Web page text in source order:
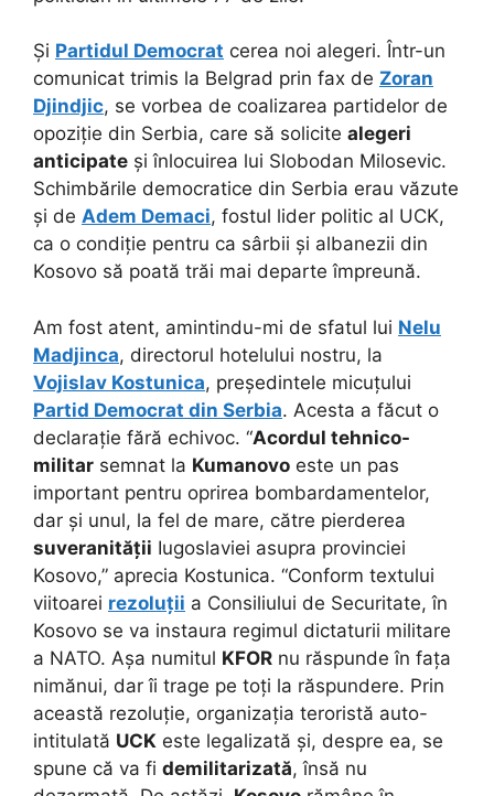
Și Partidul Democrat cerea noi alegeri. Într-un
comunicat trimis la Belgrad prin fax de Zoran
Djindjic, se vorbea de coalizarea partidelor de
opoziție din Serbia, care să solicite alegeri
anticipate și înlocuirea lui Slobodan Milosevic.
Schimbările democratice din Serbia erau văzute
și de Adem Demaci, fostul lider politic al UCK,
ca o condiție pentru ca sârbii și albanezii din
Kosovo să poată trăi mai departe împreună.
Am fost atent, amintindu-mi de sfatul lui Nelu
Madjinca, directorul hotelului nostru, la
Vojislav Kostunica, președintele micuțului
Partid Democrat din Serbia. Acesta a făcut o
declarație fără echivoc. “Acordul tehnico-
militar semnat la Kumanovo este un pas
important pentru oprirea bombardamentelor,
dar și unul, la fel de mare, către pierderea
suveranității Iugoslaviei asupra provinciei
Kosovo,” aprecia Kostunica. “Conform textului
viitoarei rezoluții a Consiliului de Securitate, în
Kosovo se va instaura regimul dictaturii militare
a NATO. Așa numitul KFOR nu răspunde în fața
nimănui, dar îi trage pe toți la răspundere. Prin
această rezoluție, organizația teroristă auto-
intitulată UCK este legalizată și, despre ea, se
spune că va fi demilitarizată, însă nu